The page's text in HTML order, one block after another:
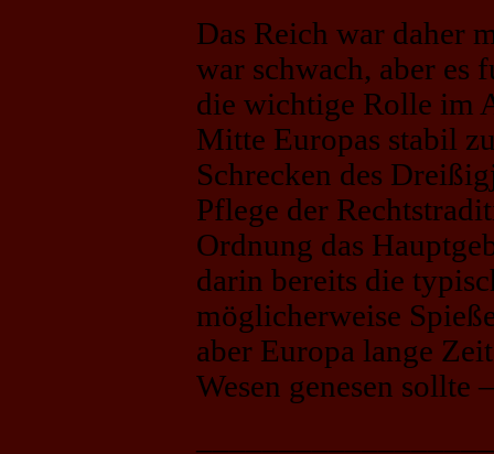
Das Reich war daher
war schwach, aber es
die wichtige Rolle im
Mitte Europas stabil
Schrecken des
Pflege der
Ordnung das
darin bereits die
möglicherweise
aber Europa lange
Wesen genesen sollte